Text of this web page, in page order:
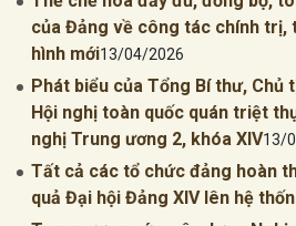
của Đảng về công tác chính
hình mới13/04/2026
Phát biểu của Tổng Bí thư, Chủ
Hội nghị toàn quốc quán triệt
nghị Trung ương 2, khóa XIV13/
Tất cả các tổ chức đảng hoàn
quả Đại hội Đảng XIV lên hệ